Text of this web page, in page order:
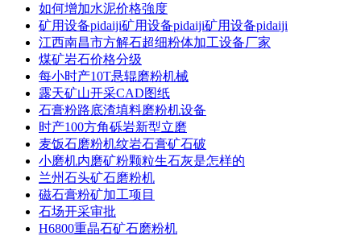
如何增加水泥价格強度
矿用设备pidaiji矿用设备pidaiji矿用设备pidaiji
江西南昌市方解石超细粉体加工设备厂家
煤矿岩石价格分级
每小时产10T悬辊磨粉机械
露天矿山开采CAD图纸
石膏粉路底渣填料磨粉机设备
时产100方角砾岩新型立磨
麦饭石磨粉机纹岩石膏矿石破
小磨机内磨矿粉颗粒生石灰是怎样的
兰州石头矿石磨粉机
磁石膏粉矿加工项目
石场开采审批
H6800重晶石矿石磨粉机